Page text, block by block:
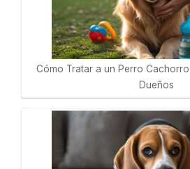
Cómo Tratar a un Perro
Dueños